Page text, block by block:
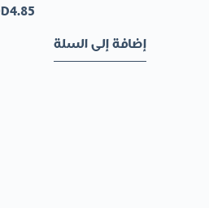
4.85
إضافة إلى السلة